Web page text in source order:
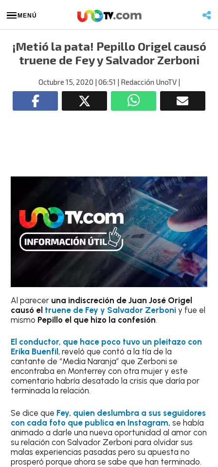
MENÚ
¡Metió la pata! Pepillo Origel causó
truene de Fey y Salvador Zerboni
Octubre 15, 2020 | 06:51 | Redacción UnoTV|
Al parecer una indiscreción de Juan José Origel
causó el truene de Fey y Salvador Zerboni y fue el
mismo Pepillo el que hizo la confesión.
El conductor, que hace poco tuvo un pleitazo con
Erika Buenfil , reveló que contó a la tía de la
cantante de “Media Naranja” que Zerboni se
encontraba en Monterrey con otra mujer y este
comentario habría desatado la crisis que daría por
terminada la relación.
Se dice que Fey, quien deslumbra a sus seguidores
con cada foto que publica en Instagram, se había
animado a darle una nueva oportunidad al amor con
su relación con Salvador Zerboni para olvidar sus
malas experiencias pasadas pero su apuesta no
prosperó porque ahora se sabe que han terminado.